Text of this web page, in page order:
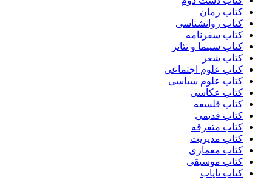
کتاب رمان
کتاب روانشناسی
کتاب سفرنامه
کتاب سینما و تئاتر
کتاب شعر
کتاب علوم اجتماعی
کتاب علوم سیاسی
کتاب عکاسی
کتاب فلسفه
کتاب قدیمی
کتاب متفرقه
کتاب مدیریت
کتاب معماری
کتاب موسیقی
کتاب نایاب